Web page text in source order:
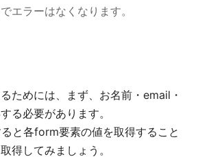
エラーはなくなります。
ためには、まず、お名前・email・
る必要があります。
と各form要素の値を取得すること
得してみましょう。